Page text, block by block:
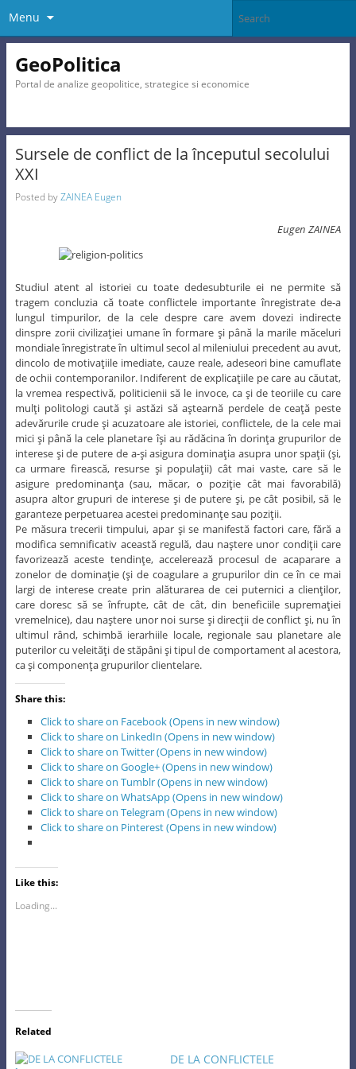
Menu
GeoPolitica
Portal de analize geopolitice, strategice si economice
Sursele de conflict de la începutul secolului
XXI
Posted byZAINEA Eugen
Eugen ZAINEA
Studiul atent al istoriei cu toate dedesubturile ei ne permite să
tragem concluzia că toate conflictele importante înregistrate de-a
lungul timpurilor, de la cele despre care avem dovezi indirecte
dinspre zorii civilizaţiei umane în formare şi până la marile măceluri
mondiale înregistrate în ultimul secol al mileniului precedent au avut,
dincolo de motivaţiile imediate, cauze reale, adeseori bine camuflate
de ochii contemporanilor. Indiferent de explicaţiile pe care au căutat,
la vremea respectivă, politicienii să le invoce, ca şi de teoriile cu care
mulţi politologi caută şi astăzi să aştearnă perdele de ceaţă peste
adevărurile crude şi acuzatoare ale istoriei, conflictele, de la cele mai
mici şi până la cele planetare îşi au rădăcina în dorinţa grupurilor de
interese şi de putere de a-şi asigura dominaţia asupra unor spaţii (şi,
ca urmare firească, resurse şi populaţii) cât mai vaste, care să le
asigure predominanţa (sau, măcar, o poziţie cât mai favorabilă)
asupra altor grupuri de interese şi de putere şi, pe cât posibil, să le
garanteze perpetuarea acestei predominanţe sau poziţii.
Pe măsura trecerii timpului, apar şi se manifestă factori care, fără a
modifica semnificativ această regulă, dau naştere unor condiţii care
favorizează aceste tendinţe, accelerează procesul de acaparare a
zonelor de dominaţie (şi de coagulare a grupurilor din ce în ce mai
largi de interese create prin alăturarea de cei puternici a clienţilor,
care doresc să se înfrupte, cât de cât, din beneficiile supremaţiei
vremelnice), dau naştere unor noi surse şi direcţii de conflict şi, nu în
ultimul rând, schimbă ierarhiile locale, regionale sau planetare ale
puterilor cu veleităţi de stăpâni şi tipul de comportament al acestora,
ca şi componenţa grupurilor clientelare.
Share this:
Click to share on Facebook (Opens in new window)
Click to share on LinkedIn (Opens in new window)
Click to share on Twitter (Opens in new window)
Click to share on Google+ (Opens in new window)
Click to share on Tumblr (Opens in new window)
Click to share on WhatsApp (Opens in new window)
Click to share on Telegram (Opens in new window)
Click to share on Pinterest (Opens in new window)
Like this:
Loading...
Related
DE LA CONFLICTELE